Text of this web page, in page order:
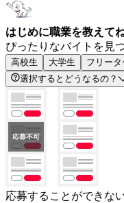
はじめに職業を教えて
ぴったりなバイトを見
高校生 大学生 フリータ
選択するとどうなるの？
応募することができな